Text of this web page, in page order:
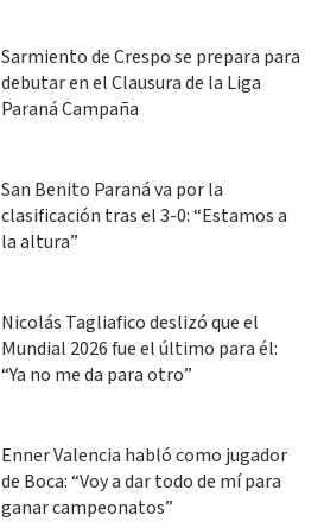
Sarmiento de Crespo se prepara para
debutar en el Clausura de la Liga
Paraná Campaña
San Benito Paraná va por la
clasificación tras el 3-0: “Estamos a
la altura”
Nicolás Tagliafico deslizó que el
Mundial 2026 fue el último para él:
“Ya no me da para otro”
Enner Valencia habló como jugador
de Boca: “Voy a dar todo de mí para
ganar campeonatos”